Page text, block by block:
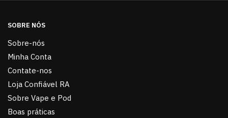
SOBRE NÓS
Sobre-nós
Minha Conta
Contate-nos
Loja Confiável RA
Sobre Vape e Pod
Boas práticas